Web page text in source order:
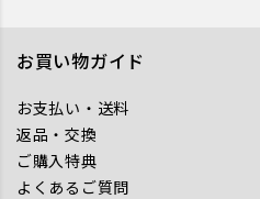
お買い物ガイド
お支払い・送料
返品・交換
ご購入特典
よくあるご質問